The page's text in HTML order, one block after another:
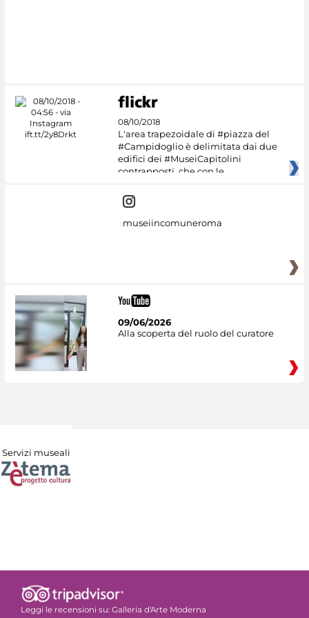
08/10/2018
L'area trapezoidale di #piazza del
#Campidoglio è delimitata dai due
edifici dei #MuseiCapitolini
contrapposti, che con le
museiincomuneroma
09/06/2026
Alla scoperta del ruolo del curatore
Servizi museali
Leggi le recensioni su: Galleria d'Arte Moderna